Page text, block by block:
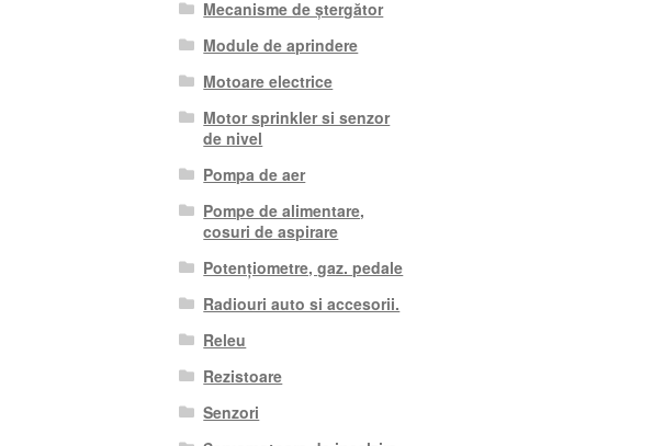
Mecanisme de ștergător
Module de aprindere
Motoare electrice
Motor sprinkler si senzor
de nivel
Pompa de aer
Pompe de alimentare,
cosuri de aspirare
Potențiometre, gaz. pedale
Radiouri auto si accesorii.
Releu
Rezistoare
Senzori